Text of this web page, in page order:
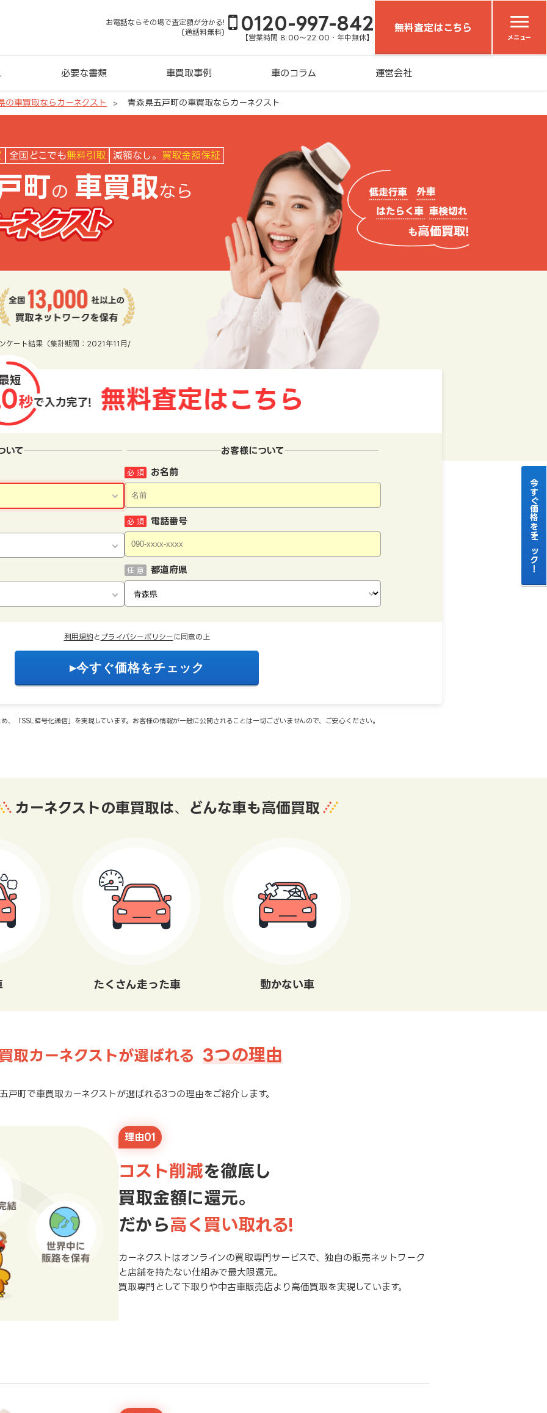
お電話ならその場で査定額が分かる!
(通話料無料)
0120-997-842
【営業時間 8:00～22:00・年中無休】
無料査定はこちら
メニュー
必要な書類 車買取事例 車のコラム 運営会社
の車買取ならカーネクスト 青森県五戸町の車買取ならカーネクスト
全国どこでも無料引取 減額なし。 買取金額保証
町の 車買取なら
ケート結果（集計期間：2021年11月/
いて お客様について
お名前
必 須
電話番号
必 須
都道府県
任 意
利用規約 と プライバシーポリシー に同意の上
、「SSL暗号化通信」を実現しています。お客様の情報が一般に公開されることは一切ございませんので、ご安心ください。
カーネクストの車買取は、 どんな車も高価買取
たくさん走った車 動かない車
取カーネクストが選ばれる 3つの理由
戸町で車買取カーネクストが選ばれる3つの理由をご紹介します。
理由01
コスト削減を徹底し
買取金額に還元。
だから高く買い取れる!
カーネクストはオンラインの買取専門サービスで、独自の販売ネットワーク
と店舗を持たない仕組みで最大限還元。
買取専門として下取りや中古車販売店より高価買取を実現しています。
今すぐ価格をチェック！